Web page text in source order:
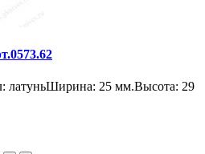
латуньШирина: 25 мм.Высота: 29